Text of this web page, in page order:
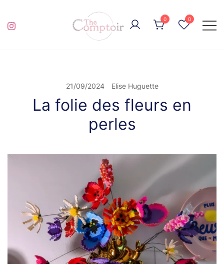
content
0 0
21/09/2024 Elise Huguette
La folie des fleurs en
perles